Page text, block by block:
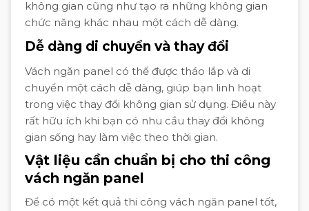
không gian cũng như tạo ra những không gian
chức năng khác nhau một cách dễ dàng.
Dễ dàng di chuyển và thay đổi
Vách ngăn panel có thể được tháo lắp và di
chuyển một cách dễ dàng, giúp bạn linh hoạt
trong việc thay đổi không gian sử dụng. Điều này
rất hữu ích khi bạn có nhu cầu thay đổi không
gian sống hay làm việc theo thời gian.
Vật liệu cần chuẩn bị cho thi công
vách ngăn panel
Để có một kết quả thi công vách ngăn panel tốt,